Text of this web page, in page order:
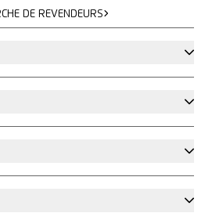
DE REVENDEURS